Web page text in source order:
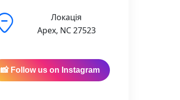
Локація
Apex, NC 27523
📸 Follow us on Instagram